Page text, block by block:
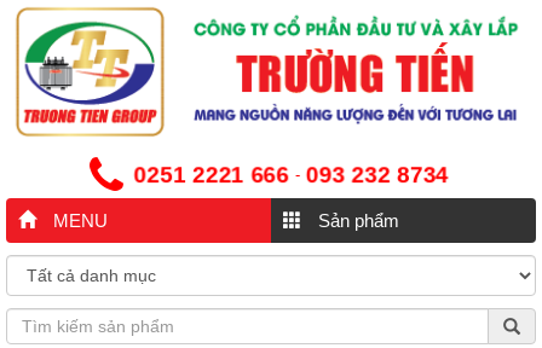
0251 2221 666 - 093 232 8734
MENU Sản phẩm